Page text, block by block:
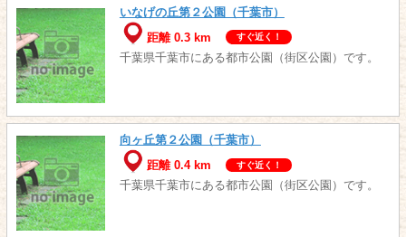
いなげの丘第２公園（千葉市）
距離 0.3 km
すぐ近く！
千葉県千葉市にある都市公園（街区公園）です。
向ヶ丘第２公園（千葉市）
距離 0.4 km
すぐ近く！
千葉県千葉市にある都市公園（街区公園）です。